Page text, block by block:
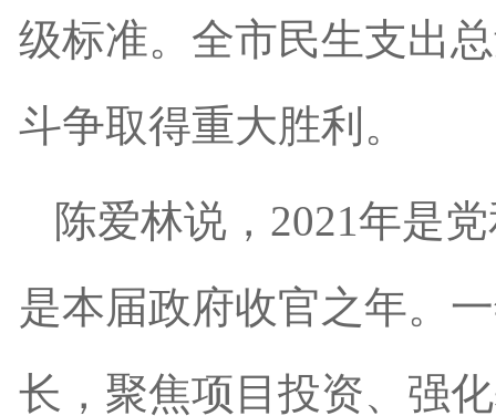
级标准。全市民生支出
斗争取得重大胜利。
陈爱林说，2021年是
是本届政府收官之年。
长，聚焦项目投资、强